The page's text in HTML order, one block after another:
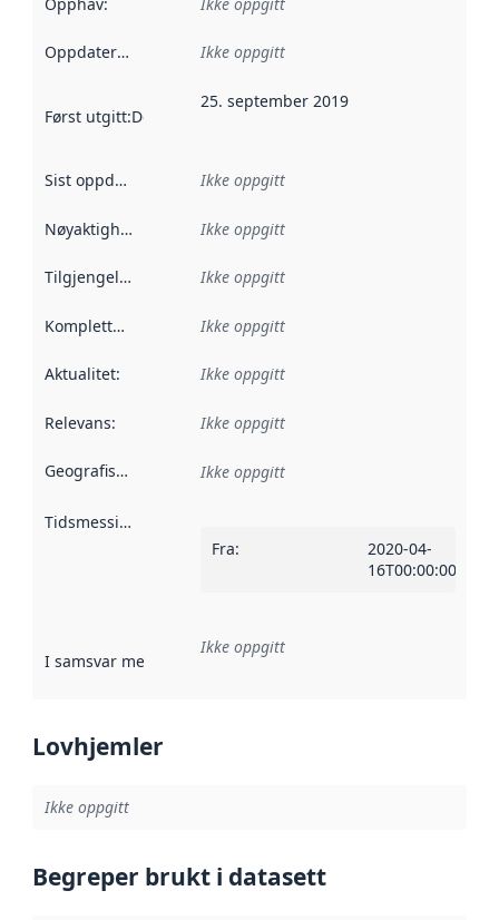
Oppdateringsfrekvens :
Ikke oppgitt
Først utgitt:Denne datoen sier når dataene i dette
25. september 2019
Sist oppdatert Ikke oppgitt
Nøyaktighet Ikke oppgitt
Tilgjengelighet Ikke oppgitt
Kompletthet Ikke oppgitt
Aktualitet: Ikke oppgitt
Relevans: Ikke oppgitt
Geografisk avgrensning :
Ikke oppgitt
Tidsmessig avgrensning
Fra:
2020-04-
16T00:00:00Z
I samsvar med Referanse til en implementasjonsregel
Ikke oppgitt
Lovhjemler
Ikke oppgitt
Begreper brukt i datasett